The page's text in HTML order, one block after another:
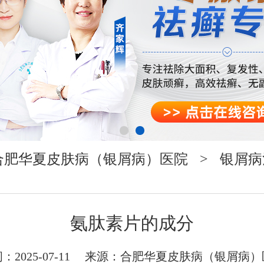
肥华夏皮肤病（银屑病）医院 > 银屑
氨肽素片的成分
：2025-07-11 来源： 合肥华夏皮肤病（银屑病）